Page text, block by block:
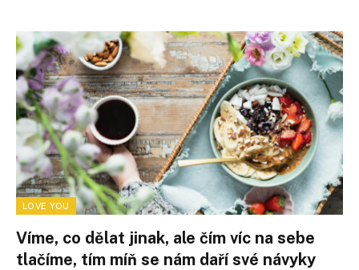
LOVE YOU
Víme, co dělat jinak, ale čím víc na sebe
tlačíme, tím míň se nám daří své návyky